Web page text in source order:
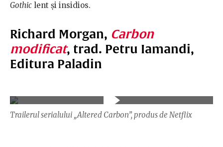
Gothic lent și insidios.
Richard Morgan, Carbon
modificat, trad. Petru Iamandi,
Editura Paladin
Trailerul serialului „Altered Carbon”, produs de Netflix